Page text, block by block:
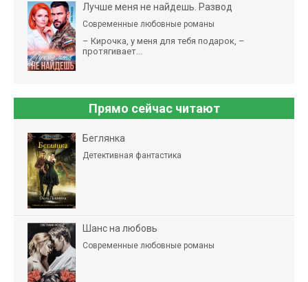
Лучше меня не найдешь. Развод
Современные любовные романы
– Кирочка, у меня для тебя подарок, –
протягивает...
Прямо сейчас читают
Беглянка
Детективная фантастика
Шанс на любовь
Современные любовные романы